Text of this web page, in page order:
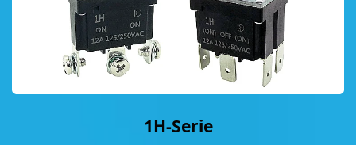
gründliche Untersuchungen durchzuführen und
zertifizierte Schmelzwerke zu nutzen, was den
Respekt vor internationalen Menschenrechten
zeigt. Die Zeremonie ihres neuen Hauptsitzes in
New Taipei City symbolisiert ihr Engagement für
wobei nachhaltige ESG-Prinzipien in den
1H-Serie